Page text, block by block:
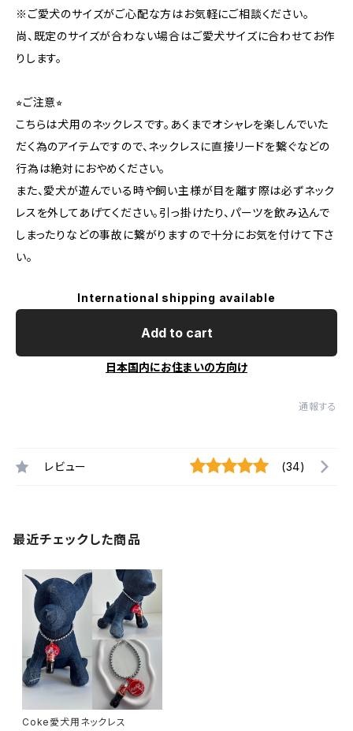
※ご愛犬のサイズがご心配な方はお気軽にご相談ください。
尚、既定のサイズが合わない場合はご愛犬サイズに合わせてお作
りします。
⭐︎ご注意⭐︎
こちらは犬用のネックレスです。あくまでオシャレを楽しんでいた
だく為のアイテムですので、ネックレスに直接リードを繋ぐなどの
行為は絶対におやめください。
また、愛犬が遊んでいる時や飼い主様が目を離す際は必ずネック
レスを外してあげてください。引っ掛けたり、パーツを飲み込んで
しまったりなどの事故に繋がりますので十分にお気を付けて下さ
い。
International shipping available
Add to cart
日本国内にお住まいの方向け
通報する
レビュー (34)
最近チェックした商品
Coke愛犬用ネックレス